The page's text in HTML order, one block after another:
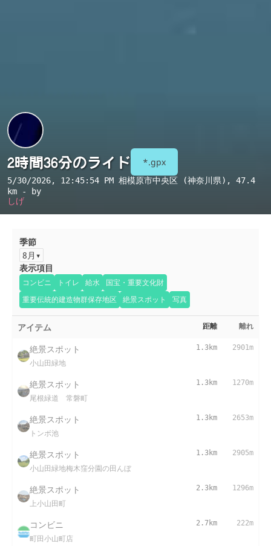
2時間36分のライド *.gpx
5/30/2026, 12:45:54 PM 相模原市中央区 (神奈川県) , 47.4
km - by
しげ
季節
8月
表示項目
コンビニ トイレ 給水
国宝・重要文化財
重要伝統的建造物群保存地区
絶景スポット 写真
アイテム 距離 離れ
絶景スポット
小山田緑地
1.3km 2901m
絶景スポット
尾根緑道 常磐町
1.3km 1270m
絶景スポット
トンボ池
1.3km 2653m
絶景スポット
小山田緑地梅木窪分園の田んぼ
1.3km 2905m
絶景スポット
上小山田町
2.3km 1296m
コンビニ
町田小山町店
2.7km 222m